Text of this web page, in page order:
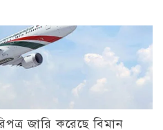
জারি করেছে বিমান